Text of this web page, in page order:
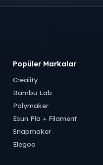
Popüler Markalar
Creality
Bambu Lab
Polymaker
Esun Pla + Filament
Snapmaker
Elegoo